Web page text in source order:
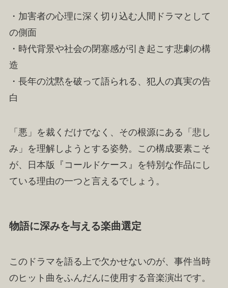
・加害者の心理に深く切り込む人間ドラマとして
の側面
・時代背景や社会の閉塞感が引き起こす悲劇の構
造
・長年の沈黙を破って語られる、犯人の真実の告
白
「悪」を裁くだけでなく、その根源にある「悲し
み」を理解しようとする姿勢。この構成要素こそ
が、日本版『コールドケース』を特別な作品にし
ている理由の一つと言えるでしょう。
物語に深みを与える楽曲選定
このドラマを語る上で欠かせないのが、事件当時
のヒット曲をふんだんに使用する音楽演出です。